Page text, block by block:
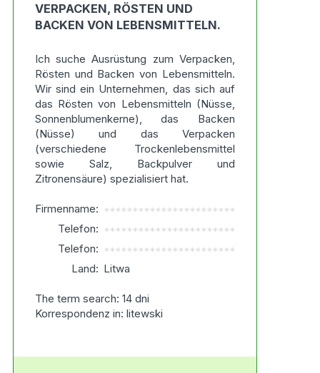
VERPACKEN, RÖSTEN UND
BACKEN VON LEBENSMITTELN.
Ich suche Ausrüstung zum Verpacken,
Rösten und Backen von Lebensmitteln.
Wir sind ein Unternehmen, das sich auf
das Rösten von Lebensmitteln (Nüsse,
Sonnenblumenkerne), das Backen
(Nüsse) und das Verpacken
(verschiedene Trockenlebensmittel
sowie Salz, Backpulver und
Zitronensäure) spezialisiert hat.
Firmenname: ***********************
Telefon: ***********************
Telefon: ***********************
Land: Litwa
The term search: 14 dni
Korrespondenz in: litewski